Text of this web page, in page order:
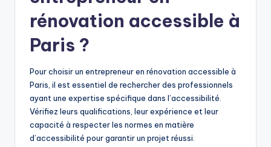
rénovation accessible à
Paris ?
Pour choisir un entrepreneur en rénovation accessible à
Paris, il est essentiel de rechercher des professionnels
ayant une expertise spécifique dans l’accessibilité.
Vérifiez leurs qualifications, leur expérience et leur
capacité à respecter les normes en matière
d’accessibilité pour garantir un projet réussi.